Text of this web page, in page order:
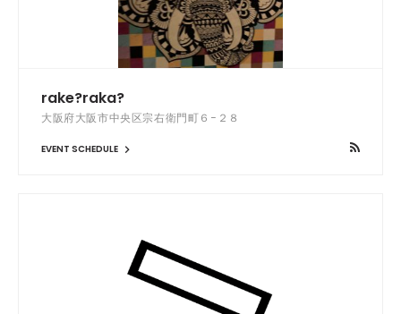
rake?raka?
大阪府大阪市中央区宗右衛門町６−２８
EVENT SCHEDULE